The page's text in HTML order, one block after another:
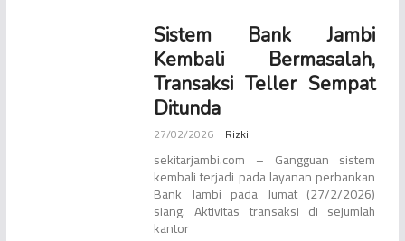
Sistem Bank Jambi
Kembali Bermasalah,
Transaksi Teller Sempat
Ditunda
27/02/2026 Rizki
sekitarjambi.com – Gangguan sistem
kembali terjadi pada layanan perbankan
Bank Jambi pada Jumat (27/2/2026)
siang. Aktivitas transaksi di sejumlah
kantor